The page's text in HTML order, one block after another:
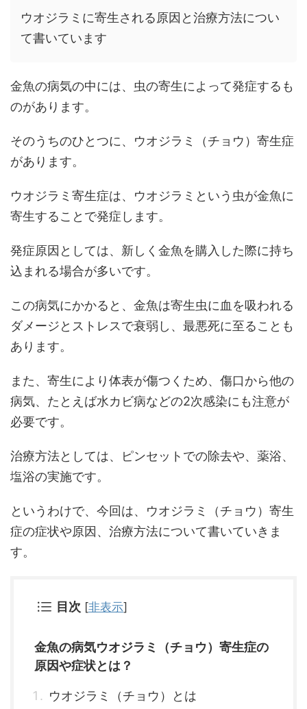
ウオジラミに寄生される原因と治療方法につい
て書いています
金魚の病気の中には、虫の寄生によって発症するも
のがあります。
そのうちのひとつに、ウオジラミ（チョウ）寄生症
があります。
ウオジラミ寄生症は、ウオジラミという虫が金魚に
寄生することで発症します。
発症原因としては、新しく金魚を購入した際に持ち
込まれる場合が多いです。
この病気にかかると、金魚は寄生虫に血を吸われる
ダメージとストレスで衰弱し、最悪死に至ることも
あります。
また、寄生により体表が傷つくため、傷口から他の
病気、たとえば水カビ病などの2次感染にも注意が
必要です。
治療方法としては、ピンセットでの除去や、薬浴、
塩浴の実施です。
というわけで、今回は、ウオジラミ（チョウ）寄生
症の症状や原因、治療方法について書いていきま
す。
目次 [非表示]
金魚の病気ウオジラミ（チョウ）寄生症の
原因や症状とは？
ウオジラミ（チョウ）とは